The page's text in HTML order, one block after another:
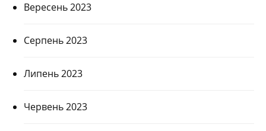
Вересень 2023
Серпень 2023
Липень 2023
Червень 2023